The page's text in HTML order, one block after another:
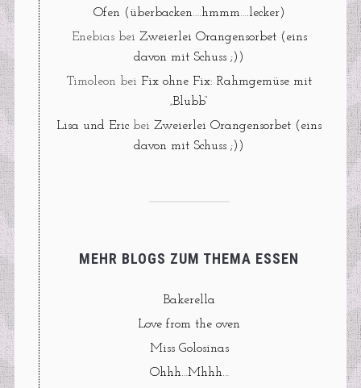
Ofen (überbacken….hmmm….lecker)
Enebiasbei Zweierlei Orangensorbet (eins
davon mit Schuss ;))
Timoleon bei Fix ohne Fix: Rahmgemüse mit
„Blubb“
Lisa und Eric bei Zweierlei Orangensorbet (eins
davon mit Schuss ;))
MEHR BLOGS ZUM THEMA ESSEN
Bakerella
Love from the oven
Miss Golosinas
Ohhh…Mhhh…